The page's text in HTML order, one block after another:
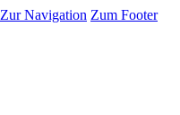
Zur Navigation Zum Footer